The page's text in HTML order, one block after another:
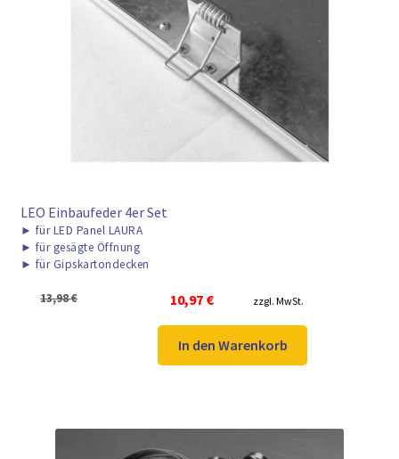
LEO Einbaufeder 4er Set
► für LED Panel LAURA
► für gesägte Öffnung
► für Gipskartondecken
13,98€
Ursprünglicher
Preis
war:
13,98 €
10,97 €
Aktueller
Preis
ist:
10,97 €.
zzgl. MwSt.
In den Warenkorb